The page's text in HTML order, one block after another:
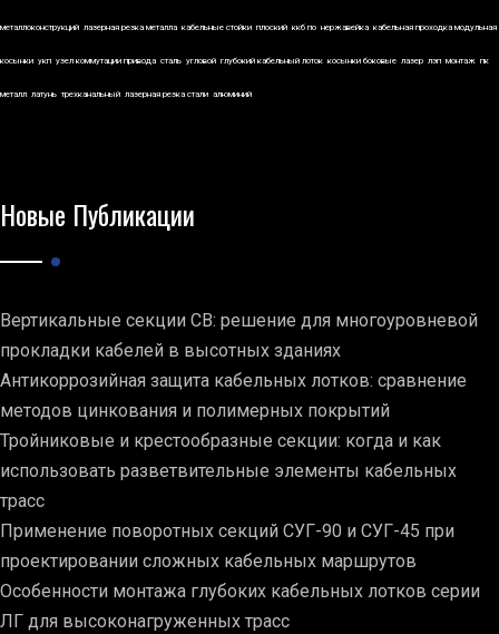
металлоконструкций лазерная резка металла кабельные стойки плоский ккб по нержавейка кабельная проходка модульная
косынки укп узел коммутации привода сталь угловой глубокий кабельный лоток косынки боковые лазер лэп монтаж пк
металл латунь трехканальный лазерная резка стали алюминий
Новые Публикации
Вертикальные секции СВ: решение для многоуровневой
прокладки кабелей в высотных зданиях
Антикоррозийная защита кабельных лотков: сравнение
методов цинкования и полимерных покрытий
Тройниковые и крестообразные секции: когда и как
использовать разветвительные элементы кабельных
трасс
Применение поворотных секций СУГ-90 и СУГ-45 при
проектировании сложных кабельных маршрутов
Особенности монтажа глубоких кабельных лотков серии
ЛГ для высоконагруженных трасс